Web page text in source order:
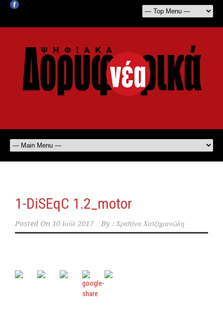
1-DiSEqC 1.2_motor
Posted On 10 Ιούλ 2017 By : Χριστίνα Χατζημανώλη